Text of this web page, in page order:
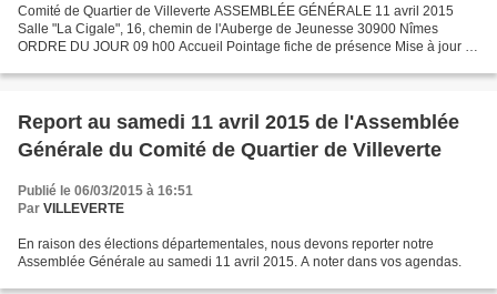
Comité de Quartier de Villeverte ASSEMBLÉE GÉNÉRALE 11 avril 2015
Salle "La Cigale", 16, chemin de l'Auberge de Jeunesse 30900 Nîmes
ORDRE DU JOUR 09 h00 Accueil Pointage fiche de présence Mise à jour et
Report au samedi 11 avril 2015 de l'Assemblée
Générale du Comité de Quartier de Villeverte
Publié le 06/03/2015 à 16:51
Par VILLEVERTE
En raison des élections départementales, nous devons reporter notre
Assemblée Générale au samedi 11 avril 2015. A noter dans vos agendas.